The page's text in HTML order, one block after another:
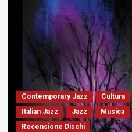
Contemporary Jazz Cultura
Italian Jazz
Jazz Musica
Recensione Dischi